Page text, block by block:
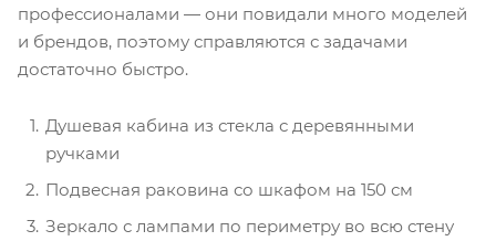
профессионалами — они повидали много моделей
и брендов, поэтому справляются с задачами
достаточно быстро.
Душевая кабина из стекла с деревянными
ручками
Подвесная раковина со шкафом на 150 см
Зеркало с лампами по периметру во всю стену